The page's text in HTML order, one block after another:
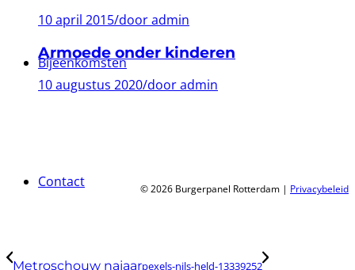
Bijeenkomsten
Contact
10 april 2015/door admin
Armoede onder kinderen
10 augustus 2020/door admin
© 2026 Burgerpanel Rotterdam | Privacybeleid
Metroschouw najaarpexels-nils-held-13339252